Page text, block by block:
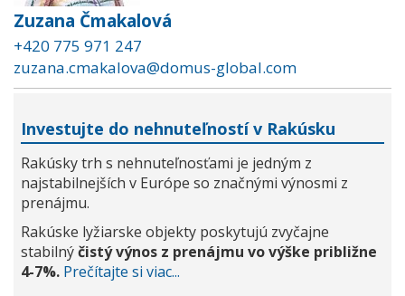
Zuzana Čmakalová
+420 775 971 247
zuzana.cmakalova@domus-global.com
Investujte do nehnuteľností v Rakúsku
Rakúsky trh s nehnuteľnosťami je jedným z
najstabilnejších v Európe so značnými výnosmi z
prenájmu.
Rakúske lyžiarske objekty poskytujú zvyčajne
stabilnýčistý výnos z prenájmu vo výške približne
4-7%. Prečítajte si viac...